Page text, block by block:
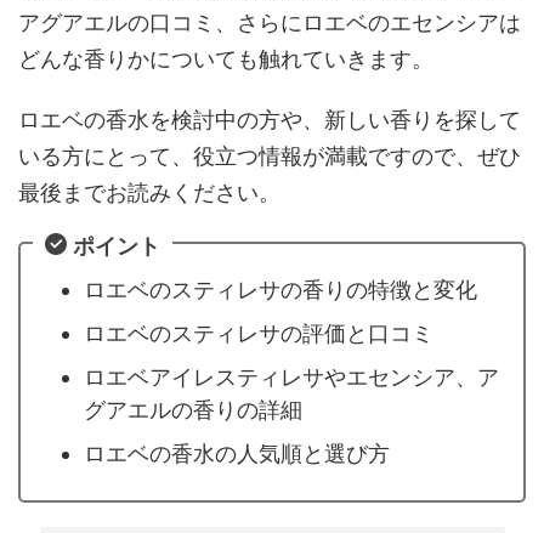
アグアエルの口コミ、さらにロエベのエセンシアは
どんな香りかについても触れていきます。
ロエベの香水を検討中の方や、新しい香りを探して
いる方にとって、役立つ情報が満載ですので、ぜひ
最後までお読みください。
ポイント
ロエベのスティレサの香りの特徴と変化
ロエベのスティレサの評価と口コミ
ロエベアイレスティレサやエセンシア、ア
グアエルの香りの詳細
ロエベの香水の人気順と選び方